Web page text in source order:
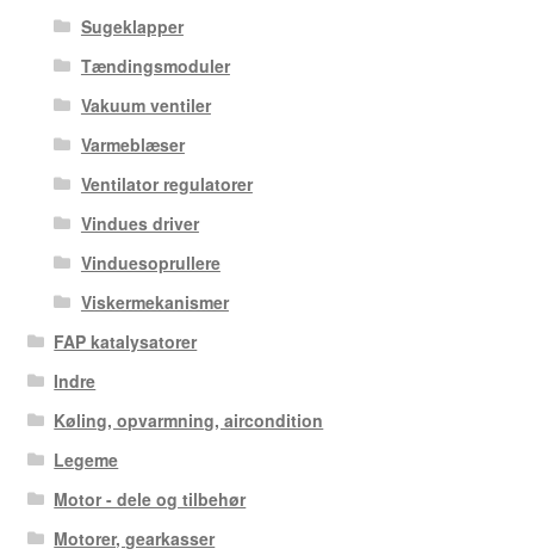
Sugeklapper
Tændingsmoduler
Vakuum ventiler
Varmeblæser
Ventilator regulatorer
Vindues driver
Vinduesoprullere
Viskermekanismer
FAP katalysatorer
Indre
Køling, opvarmning, aircondition
Legeme
Motor - dele og tilbehør
Motorer, gearkasser